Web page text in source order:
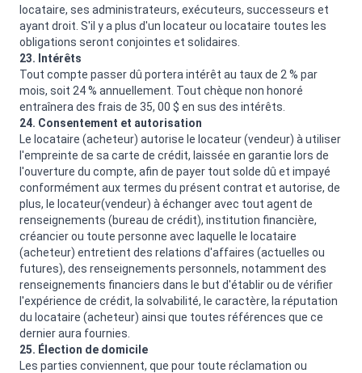
locataire, ses administrateurs, exécuteurs, successeurs et
ayant droit. S'il y a plus d'un locateur ou locataire toutes les
obligations seront conjointes et solidaires.
23. Intérêts
Tout compte passer dû portera intérêt au taux de 2 % par
mois, soit 24 % annuellement. Tout chèque non honoré
entraînera des frais de 35, 00 $ en sus des intérêts.
24. Consentement et autorisation
Le locataire (acheteur) autorise le locateur (vendeur) à utiliser
l'empreinte de sa carte de crédit, laissée en garantie lors de
l'ouverture du compte, afin de payer tout solde dû et impayé
conformément aux termes du présent contrat et autorise, de
plus, le locateur(vendeur) à échanger avec tout agent de
renseignements (bureau de crédit), institution financière,
créancier ou toute personne avec laquelle le locataire
(acheteur) entretient des relations d'affaires (actuelles ou
futures), des renseignements personnels, notamment des
renseignements financiers dans le but d'établir ou de vérifier
l'expérience de crédit, la solvabilité, le caractère, la réputation
du locataire (acheteur) ainsi que toutes références que ce
dernier aura fournies.
25. Élection de domicile
Les parties conviennent, que pour toute réclamation ou